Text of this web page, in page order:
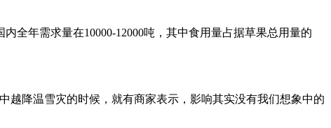
全年需求量在10000-12000吨，其中食用量占据草果总用量的
越降温雪灾的时候，就有商家表示，影响其实没有我们想象中的